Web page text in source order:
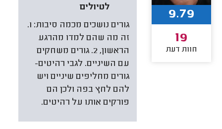
לטיולים
גורים נושכים מכמה סיבות: 1.
זה מה שהם למדו מהרגע
הראשון, 2. גורים משחקים
עם השיניים. לגבי רהיטים-
גורים מחליפים שיניים ויש
להם לחץ בפה ולכן הם
פורקים אותו על רהיטים.
9.79
19
חוות דעת